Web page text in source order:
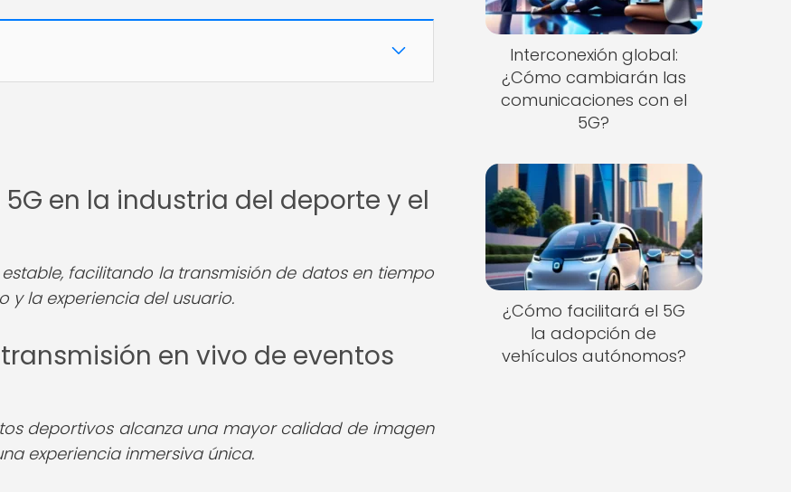
5G en la industria del deporte y el
facilitando la transmisión de datos en tiempo
la experiencia del usuario.
en vivo de eventos
deportivos alcanza una mayor calidad de imagen
experiencia inmersiva única.
Interconexión global:
¿Cómo cambiarán las
comunicaciones con el
5G?
¿Cómo facilitará el 5G
la adopción de
vehículos autónomos?